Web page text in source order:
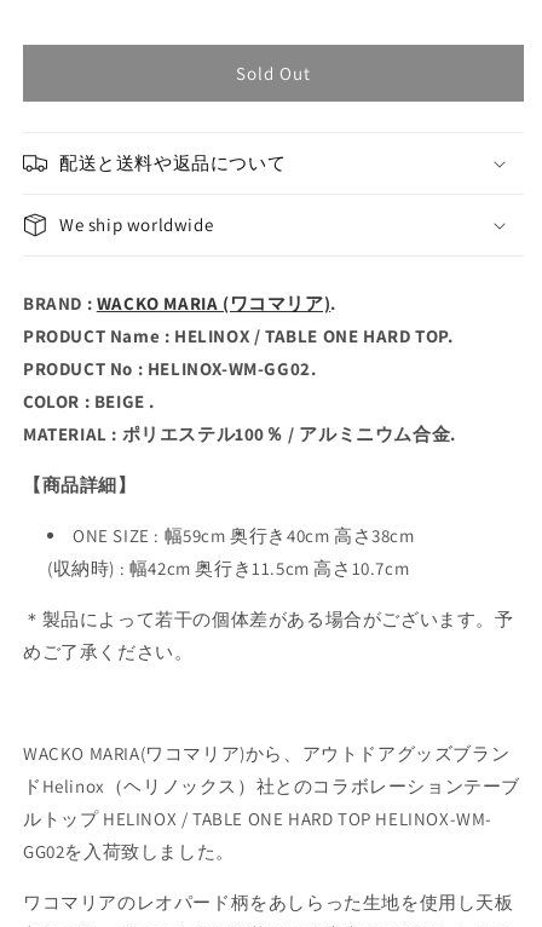
Sold Out
配送と送料や返品について
We ship worldwide
BRAND : WACKO MARIA (ワコマリア).
PRODUCT Name : HELINOX / TABLE ONE HARD TOP.
PRODUCT No : HELINOX-WM-GG02.
COLOR : BEIGE .
MATERIAL : ポリエステル100％ / アルミニウム合金.
【商品詳細】
ONE SIZE : 幅59cm 奥行き40cm 高さ38cm
(収納時) : 幅42cm 奥行き11.5cm 高さ10.7cm
＊製品によって若干の個体差がある場合がございます。予
めご了承ください。
WACKO MARIA(ワコマリア)から、アウトドアグッズブラン
ド Helinox（ヘリノックス）社とのコラボレーションテーブ
ルトップ HELINOX / TABLE ONE HARD TOP HELINOX-WM-
GG02を入荷致しました。
ワコマリアのレオパード柄をあしらった生地を使用し天板